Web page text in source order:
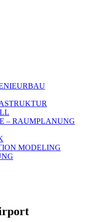
– RAUMPLANUNG
MODELING